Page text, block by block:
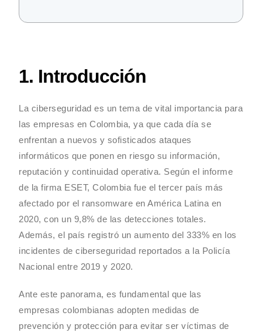
1. Introducción
La ciberseguridad es un tema de vital importancia para
las empresas en Colombia, ya que cada día se
enfrentan a nuevos y sofisticados ataques
informáticos que ponen en riesgo su información,
reputación y continuidad operativa. Según el informe
de la firma ESET, Colombia fue el tercer país más
afectado por el ransomware en América Latina en
2020, con un 9,8% de las detecciones totales.
Además, el país registró un aumento del 333% en los
incidentes de ciberseguridad reportados a la Policía
Nacional entre 2019 y 2020.
Ante este panorama, es fundamental que las
empresas colombianas adopten medidas de
prevención y protección para evitar ser víctimas de